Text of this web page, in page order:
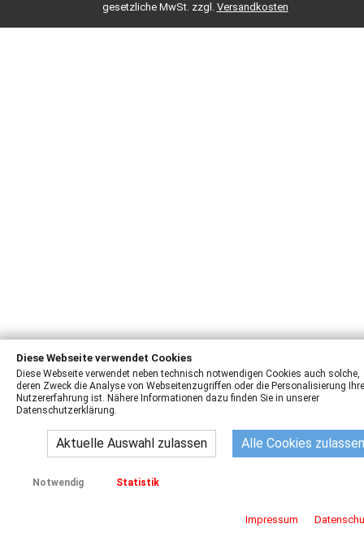
gesetzliche MwSt. zzgl. Versandkosten
Diese Webseite verwendet Cookies
Diese Webseite verwendet neben technisch notwendigen Cookies auch solche,
deren Zweck die Analyse von Webseitenzugriffen oder die Personalisierung
Nutzererfahrung ist. Nähere Informationen dazu finden Sie in unserer
Datenschutzerklärung.
Aktuelle Auswahl zulassen Alle Cookies zulassen
Notwendig Statistik
Impressum